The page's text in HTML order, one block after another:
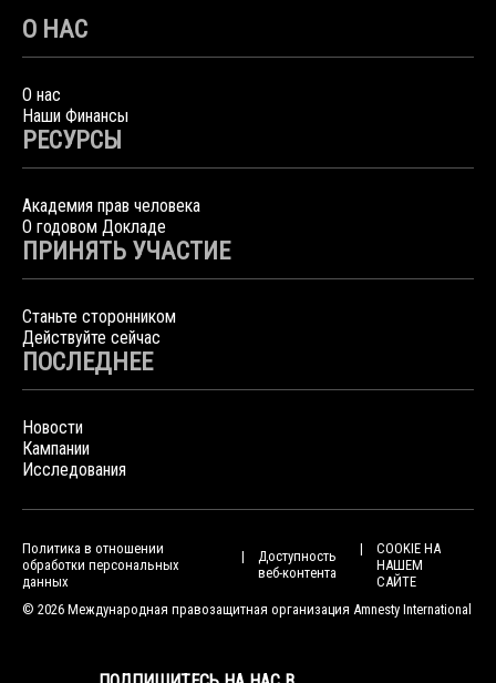
О НАС
О нас
Наши Финансы
РЕСУРСЫ
Академия прав человека
О годовом Докладе
ПРИНЯТЬ УЧАСТИЕ
Станьте сторонником
Действуйте сейчас
ПОСЛЕДНЕЕ
Новости
Кампании
Исследования
Политика в отношении
обработки персональных
данных
Доступность
веб-контента
COOKIE НА
НАШЕМ
САЙТЕ
© 2026 Международная правозащитная организация Amnesty International